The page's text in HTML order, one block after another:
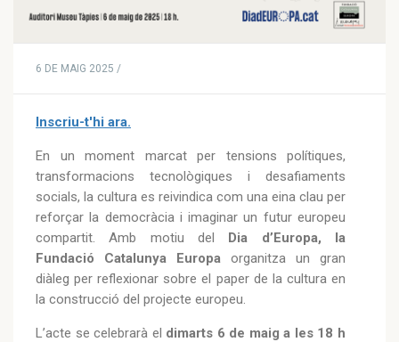
6 DE MAIG 2025 /
Inscriu-t'hi ara.
En un moment marcat per tensions polítiques,
transformacions tecnològiques i desafiaments
socials, la cultura es reivindica com una eina clau per
reforçar la democràcia i imaginar un futur europeu
compartit. Amb motiu del Dia d’Europa, la
Fundació Catalunya Europa organitza un gran
diàleg per reflexionar sobre el paper de la cultura en
la construcció del projecte europeu.
L’acte se celebrarà el dimarts 6 de maig a les 18 h